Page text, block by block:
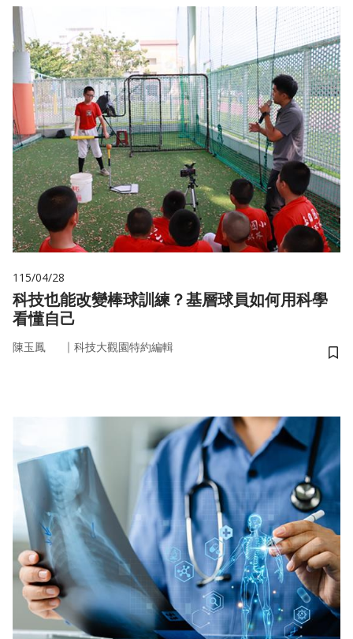
115/04/28
科技也能改變棒球訓練？基層球員如何用科學
看懂自己
陳玉鳳 ｜ 科技大觀園特約編輯
儲